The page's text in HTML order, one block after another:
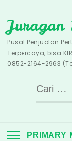
to
content
Juragan
Pusat Penjualan
Terpercaya, bisa
0852-2164-2963
Cari
untuk:
PRIMARY